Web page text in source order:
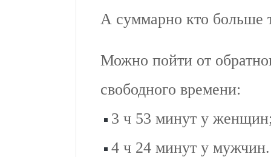
А суммарно кто больше
Можно пойти от
свободного времени:
3 ч 53 минут у
4 ч 24 минут у мужчин.